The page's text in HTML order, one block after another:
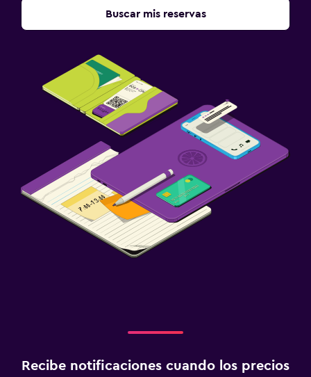
Buscar mis reservas
Recibe notificaciones cuando los precios